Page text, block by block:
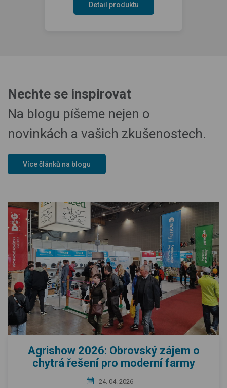
Detail produktu
Nechte se inspirovat
Na blogu píšeme nejen o
novinkách a vašich zkušenostech.
Více článků na blogu
Agrishow 2026: Obrovský zájem o
chytrá řešení pro moderní farmy
24. 04. 2026